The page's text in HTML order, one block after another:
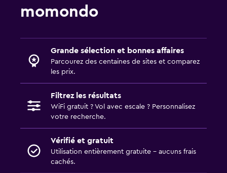
momondo
Grande sélection et bonnes affaires
Parcourez des centaines de sites et comparez
les prix.
Filtrez les résultats
WiFi gratuit ? Vol avec escale ? Personnalisez
votre recherche.
Vérifié et gratuit
Utilisation entièrement gratuite - aucuns frais
cachés.